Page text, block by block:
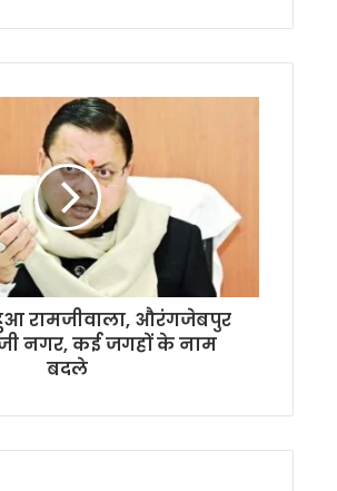
रामजीवाला, औरंगजेबपुर
नगर, कई जगहों के नाम
बदले